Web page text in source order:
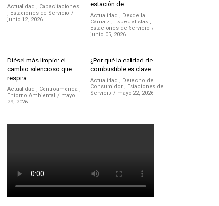
Actualidad , Capacitaciones
, Estaciones de Servicio
junio 12, 2026
estación de...
Actualidad , Desde la
Cámara , Especialistas ,
Estaciones de Servicio
junio 05, 2026
Diésel más limpio: el
cambio silencioso que
respira...
Actualidad , Centroamérica ,
Entorno Ambiental
mayo
29, 2026
¿Por qué la calidad del
combustible es clave...
Actualidad , Derecho del
Consumidor , Estaciones de
Servicio
mayo 22, 2026